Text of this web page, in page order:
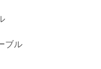
ブル